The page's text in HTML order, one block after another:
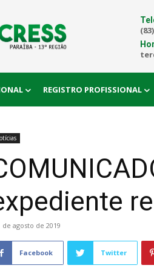
REGISTRO PROFISSIONAL
de agosto de 2019
Facebook Twitter